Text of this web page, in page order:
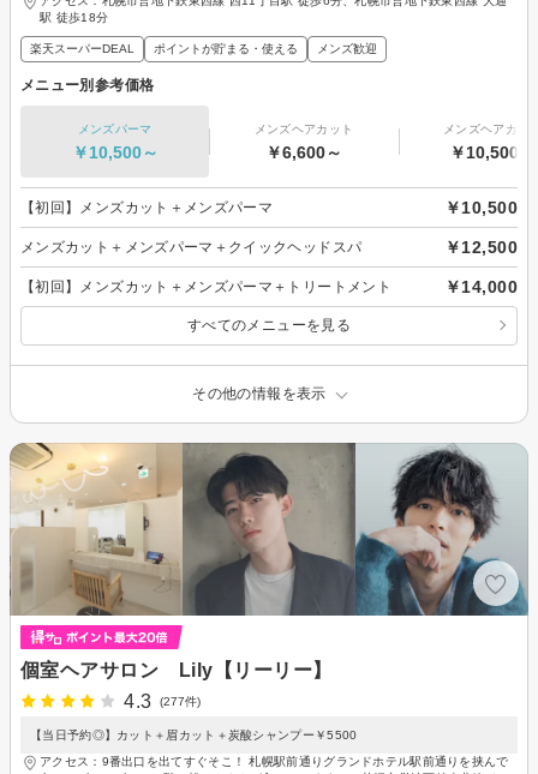
駅 徒歩18分
楽天スーパーDEAL ポイントが貯まる・使える メンズ歓迎
メニュー別参考価格
メンズパーマ
￥10,500～
メンズヘアカット
￥6,600～
メンズヘアカラ
￥10,500～
【初回】メンズカット＋メンズパーマ ￥10,500
メンズカット＋メンズパーマ＋クイックヘッドスパ ￥12,500
【初回】メンズカット＋メンズパーマ＋トリートメント ￥14,000
すべてのメニューを見る
その他の情報を表示
個室ヘアサロン Lily【リーリー】
4.3
(277件)
【当日予約◎】カット＋眉カット＋炭酸シャンプー￥5500
アクセス：9番出口を出てすぐそこ！ 札幌駅前通りグランドホテル駅前通りを挟んで